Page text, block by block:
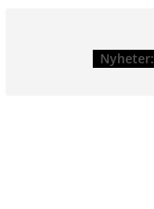
Nyheter: